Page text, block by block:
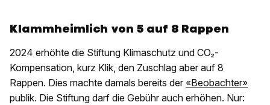
Klammheimlich von 5 auf 8 Rappen
2024 erhöhte die Stiftung Klimaschutz und CO₂-
Kompensation, kurz Klik, den Zuschlag aber auf 8
Rappen. Dies machte damals bereits der «Beobachter»
publik. Die Stiftung darf die Gebühr auch erhöhen. Nur: